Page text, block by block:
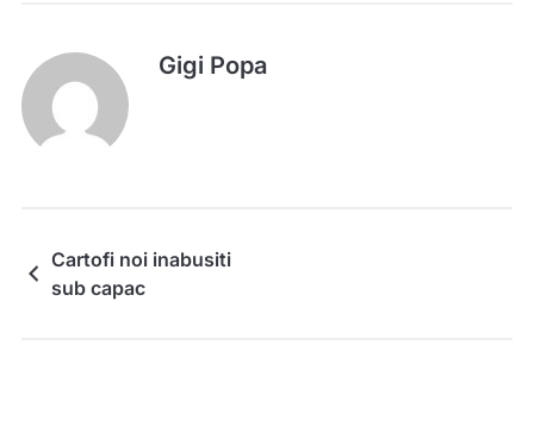
Gigi Popa
Cartofi noi inabusiti
sub capac